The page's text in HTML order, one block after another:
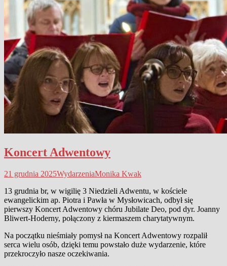
Koncert Adwentowy
21 grudnia 2025WydarzeniaMonika Kwak
13 grudnia br, w wigilię 3 Niedzieli Adwentu, w kościele
ewangelickim ap. Piotra i Pawła w Mysłowicach, odbył się
pierwszy Koncert Adwentowy chóru Jubilate Deo, pod dyr. Joanny
Bliwert-Hoderny, połączony z kiermaszem charytatywnym.
Na początku nieśmiały pomysł na Koncert Adwentowy rozpalił
serca wielu osób, dzięki temu powstało duże wydarzenie, które
przekroczyło nasze oczekiwania.